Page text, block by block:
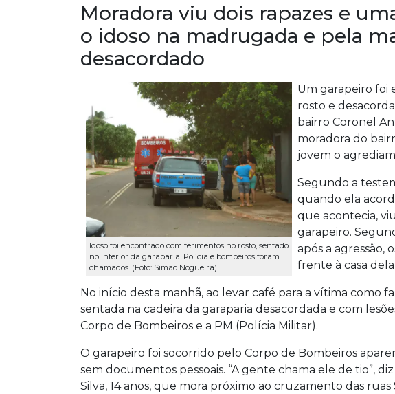
Moradora viu dois rapazes e
o idoso na madrugada e pela
desacordado
Idoso foi encontrado com ferimentos no rosto, sentado
no interior da garaparia. Polícia e bombeiros foram
chamados. (Foto: Simão Nogueira)
Um garapeiro foi
rosto e
bairro Coronel
moradora do
jovem o
Segundo a
quando ela
que acontecia,
garapeiro.
após a agressão,
frente à casa
No início desta manhã, ao levar café para a vítima como
sentada na cadeira da garaparia desacordada e com
Corpo de Bombeiros e a PM (Polícia Militar).
O garapeiro foi socorrido pelo Corpo de Bombeiros
sem documentos pessoais. “A gente chama ele de tio”, diz
Silva, 14 anos, que mora próximo ao cruzamento das